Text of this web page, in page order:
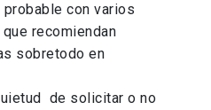
con varios
recomiendan
sobretodo en
de solicitar o no